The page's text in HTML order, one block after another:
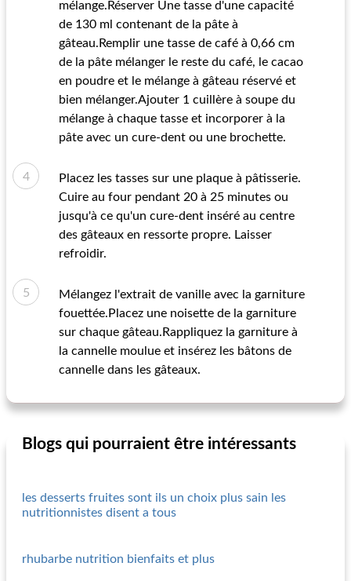
mélange.Réserver Une tasse d'une capacité
de 130 ml contenant de la pâte à
gâteau.Remplir une tasse de café à 0,66 cm
de la pâte mélanger le reste du café, le cacao
en poudre et le mélange à gâteau réservé et
bien mélanger.Ajouter 1 cuillère à soupe du
mélange à chaque tasse et incorporer à la
pâte avec un cure-dent ou une brochette.
Placez les tasses sur une plaque à pâtisserie.
Cuire au four pendant 20 à 25 minutes ou
jusqu'à ce qu'un cure-dent inséré au centre
des gâteaux en ressorte propre. Laisser
refroidir.
Mélangez l'extrait de vanille avec la garniture
fouettée.Placez une noisette de la garniture
sur chaque gâteau.Rappliquez la garniture à
la cannelle moulue et insérez les bâtons de
cannelle dans les gâteaux.
Blogs qui pourraient être intéressants
les desserts fruites sont ils un choix plus sain les
nutritionnistes disent a tous
rhubarbe nutrition bienfaits et plus